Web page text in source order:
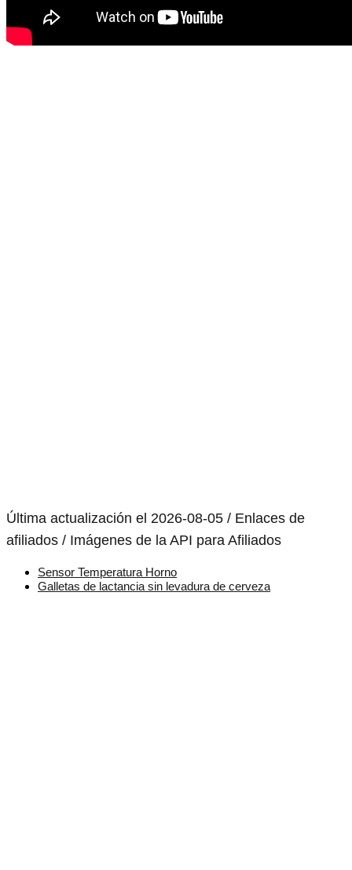
Última actualización el 2026-08-05 / Enlaces de
afiliados / Imágenes de la API para Afiliados
Sensor Temperatura Horno
Galletas de lactancia sin levadura de cerveza